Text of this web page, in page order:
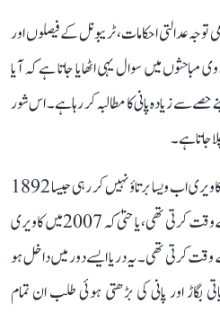
توجہ عدالتی احکامات، ٹریبونل کے فیصلوں اور
مباحثوں میں سوال یہی اٹھایا جاتا ہے کہ آیا
سے زیادہ پانی کا مطالبہ کر رہا ہے۔ اس شور
جاتا ہے۔
مصنف اور ناقد او کے جانی کہتے ہیں، ’’کاویری اب ویسا برتاؤ نہیں کر رہی جیسا 1892
اور 1924 کے نوآبادیاتی معاہدوں کے وقت کرتی تھی، یا حتیٰ کہ 2007 میں کاویری
وقت کرتی تھی۔ یہ دریا ایسے دور میں داخل ہو
بگاڑ اور پانی کی بڑھتی ہوئی طلب ان تمام